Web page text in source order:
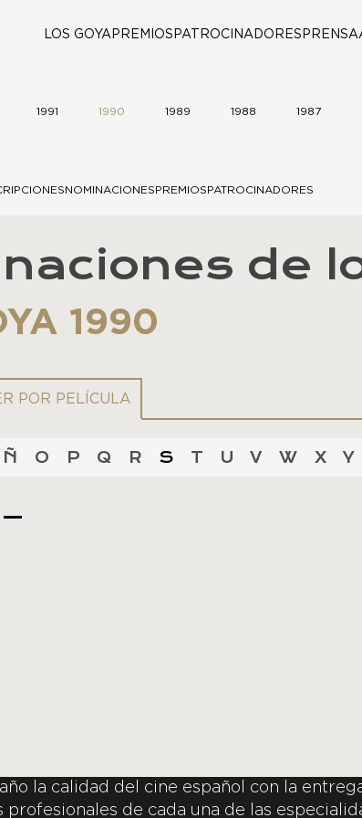
LOS GOYA PREMIOS PATROCINADORES PRENSA
1991 1990 1989 1988 1987
NOMINACIONESPREMIOSPATROCINADORES
de
1990
POR PELÍCULA
Ñ O P Q R S T U V W X Y
la calidad del cine español con la
profesionales de cada una de las